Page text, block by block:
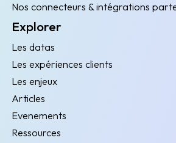
Nos connecteurs & intégrations
Explorer
Les datas
Les expériences clients
Les enjeux
Articles
Evenements
Ressources